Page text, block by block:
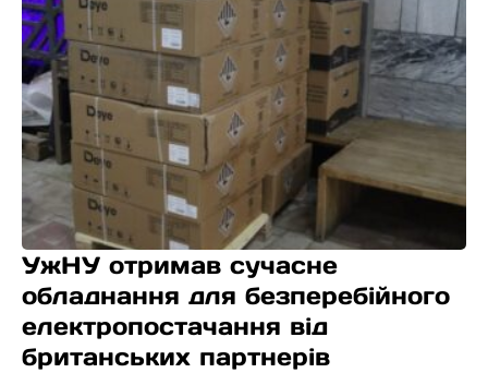
УжНУ отримав сучасне
обладнання для безперебійного
електропостачання від
британських партнерів